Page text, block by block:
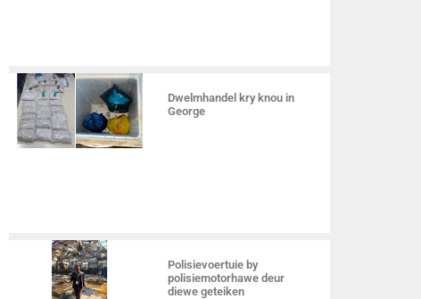
Dwelmhandel kry knou in
George
Polisievoertuie by
polisiemotorhawe deur
diewe geteiken